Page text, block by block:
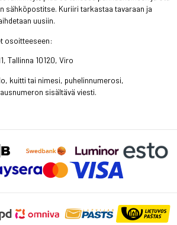
sähköpostitse. Kuriiri tarkastaa tavaraan ja
uusiin.
osoitteeseen:
Tallinna 10120, Viro
kuitti tai nimesi, puhelinnumerosi,
sisältävä viesti.